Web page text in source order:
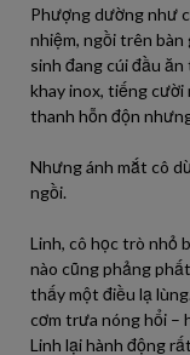
Phượng dường như
nhiệm, ngồi trên
sinh đang cúi đầu
khay inox, tiếng
thanh hỗn độn
Nhưng ánh mắt cô
ngồi.
Linh, cô học trò nhỏ
nào cũng phảng
thấy một điều lạ
cơm trưa nóng hổi –
Linh lại hành động